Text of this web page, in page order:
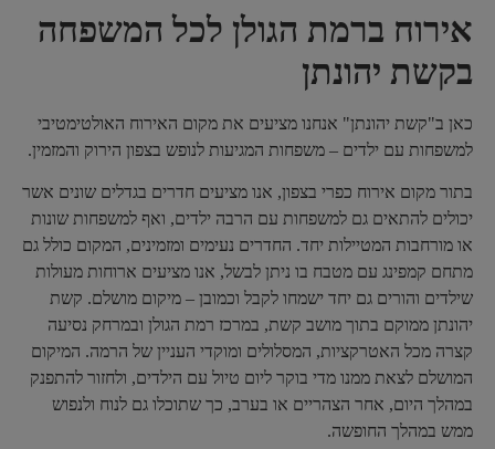
אירוח ברמת הגולן לכל המשפחה
בקשת יהונתן
כאן ב"קשת יהונתן" אנחנו מציעים את מקום האירוח האולטימטיבי
למשפחות עם ילדים – משפחות המגיעות לנופש בצפון הירוק והמזמין.
בתור מקום אירוח כפרי בצפון, אנו מציעים חדרים בגדלים שונים אשר
יכולים להתאים גם למשפחות עם הרבה ילדים, ואף למשפחות שונות
או מורחבות המטיילות יחד. החדרים נעימים ומזמינים, המקום כולל גם
מתחם קמפינג עם מטבח בו ניתן לבשל, אנו מציעים ארוחות מעולות
שילדים והורים גם יחד ישמחו לקבל וכמובן – מיקום מושלם. קשת
יהונתן ממוקם בתוך מושב קשת, במרכז רמת הגולן ובמרחק נסיעה
קצרה מכל האטרקציות, המסלולים ומוקדי העניין של הרמה. המיקום
המושלם לצאת ממנו מדי בוקר ליום טיול עם הילדים, ולחזור להתפנק
במהלך היום, אחר הצהריים או בערב, כך שתוכלו גם לנוח ולנפוש
ממש במהלך החופשה.